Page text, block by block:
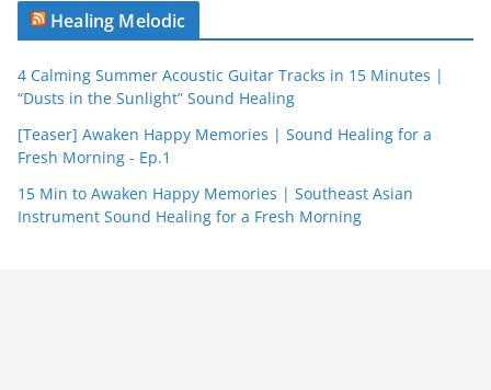
Healing Melodic
4 Calming Summer Acoustic Guitar Tracks in 15 Minutes |
“Dusts in the Sunlight” Sound Healing
[Teaser] Awaken Happy Memories | Sound Healing for a
Fresh Morning - Ep.1
15 Min to Awaken Happy Memories | Southeast Asian
Instrument Sound Healing for a Fresh Morning